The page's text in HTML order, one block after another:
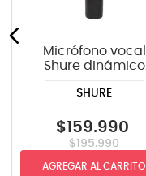
Micrófono vocal
Shure dinámico
SHURE
$159.990
$195.990
AGREGAR AL CARRITO